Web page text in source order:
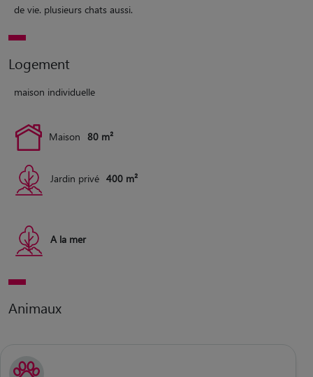
de vie. plusieurs chats aussi.
Logement
maison individuelle
Maison 80 m²
Jardin privé 400 m²
A la mer
Animaux